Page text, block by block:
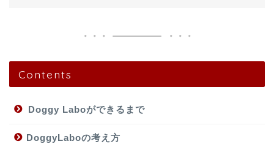
Contents
Doggy Laboができるまで
DoggyLaboの考え方